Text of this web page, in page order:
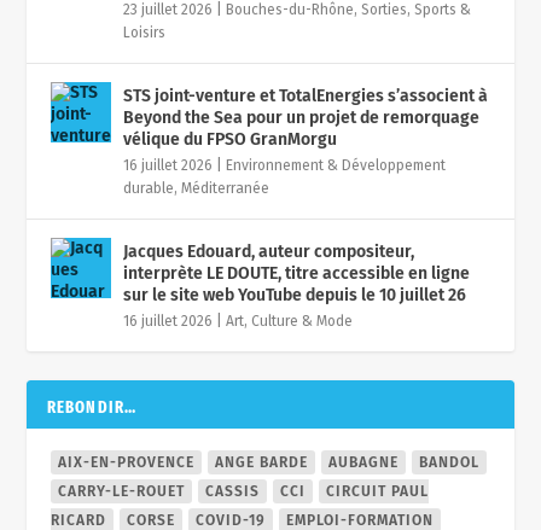
23 juillet 2026 Bouches-du-Rhône,Sorties, Sports &
Loisirs
STS joint-venture et TotalEnergies s’associent à
Beyond the Sea pour un projet de remorquage
vélique du FPSO GranMorgu
16 juillet 2026
Environnement & Développement
durable,Méditerranée
Jacques Edouard, auteur compositeur,
interprète LE DOUTE, titre accessible en ligne
sur le site web YouTube depuis le 10 juillet 26
16 juillet 2026 |Art, Culture & Mode
REBONDIR…
AIX-EN-PROVENCE ANGE BARDE AUBAGNE
BANDOL
CARRY-LE-ROUET
CASSIS CCI
CIRCUIT PAUL
RICARD
CORSE COVID-19
EMPLOI-FORMATION